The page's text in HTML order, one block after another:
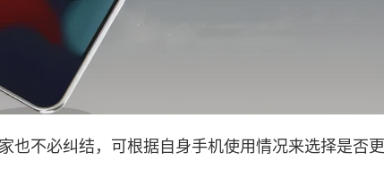
也不必纠结，可根据自身手机使用情况来选择是否更